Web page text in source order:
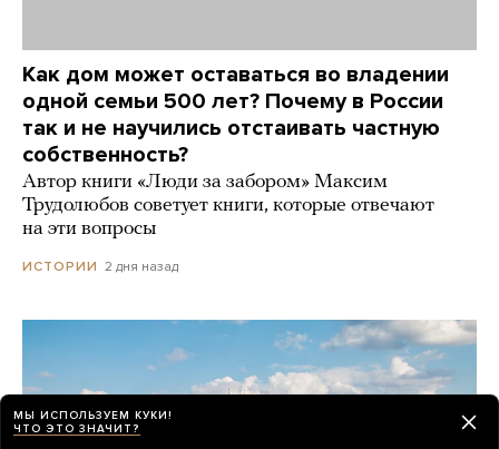
Как дом может оставаться во владении
одной семьи 500 лет? Почему в России
так и не научились отстаивать частную
собственность?
Автор книги «Люди за забором» Максим
Трудолюбов советует книги, которые отвечают
на эти вопросы
ИСТОРИИ 2 дня назад
МЫ ИСПОЛЬЗУЕМ КУКИ!
ЧТО ЭТО ЗНАЧИТ?